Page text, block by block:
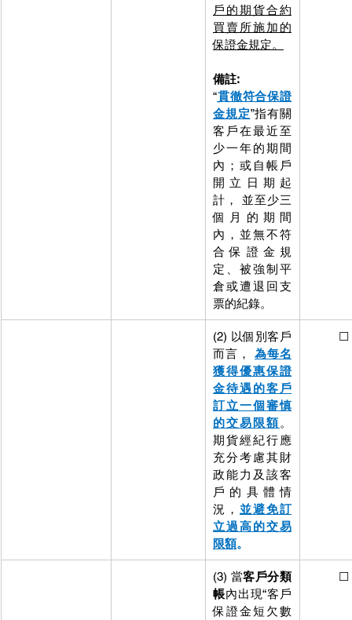
戶的期貨合約
買賣所施加的
保證金規定。
備註:
“貫徹符合保證
金規定”指有關
客戶在最近至
少一年的期間
內；或自帳戶
開立日期起
計， 並至少三
個月的期間
內，並無不符
合保證金規
定、被強制平
倉或遭退回支
票的紀錄。
(2) 以個別客戶
而言， 為每名
獲得優惠保證
金待遇的客戶
訂立一個審慎
的交易限額。
期貨經紀行應
充分考慮其財
政能力及該客
戶的具體情
況， 並避免訂
立過高的交易
限額。
☐
(3) 當客戶分類
帳內出現“客戶
保證金短欠數
☐